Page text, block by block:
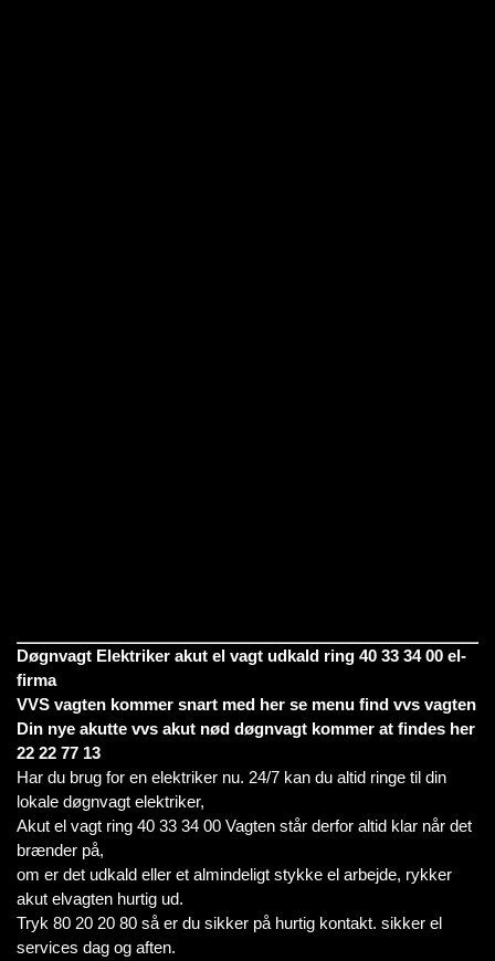
Døgnvagt Elektriker akut el vagt udkald ring 40 33 34 00 el-
firma
VVS vagten kommer snart med her se menu find vvs vagten
Din nye akutte vvs akut nød døgnvagt kommer at findes her
22 22 77 13
Har du brug for en elektriker nu. 24/7 kan du altid ringe til din
lokale døgnvagt elektriker,
Akut el vagt ring 40 33 34 00 Vagten står derfor altid klar når det
brænder på,
om er det udkald eller et almindeligt stykke el arbejde, rykker
akut elvagten hurtig ud.
Tryk 80 20 20 80 så er du sikker på hurtig kontakt. sikker el
services dag og aften.